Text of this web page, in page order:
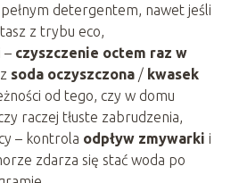
pełnym detergentem, nawet jeśli
z trybu eco,
– czyszczenie octem raz w
soda oczyszczona/ kwasek
od tego, czy w domu
raczej tłuste zabrudzenia,
– kontrola odpływ zmywarki i
zdarza się stać woda po